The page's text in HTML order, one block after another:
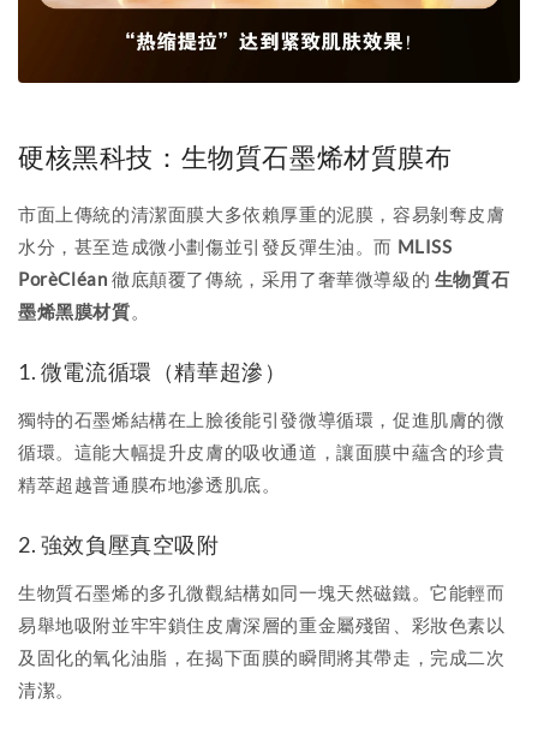
硬核黑科技：生物質石墨烯材質膜布
市面上傳統的清潔面膜大多依賴厚重的泥膜，容易剝奪皮膚
水分，甚至造成微小劃傷並引發反彈生油。而 MLISS
PorèCléan 徹底顛覆了傳統，采用了奢華微導級的 生物質石
墨烯黑膜材質。
1. 微電流循環（精華超滲）
獨特的石墨烯結構在上臉後能引發微導循環，促進肌膚的微
循環。這能大幅提升皮膚的吸收通道，讓面膜中蘊含的珍貴
精萃超越普通膜布地滲透肌底。
2. 強效負壓真空吸附
生物質石墨烯的多孔微觀結構如同一塊天然磁鐵。它能輕而
易舉地吸附並牢牢鎖住皮膚深層的重金屬殘留、彩妝色素以
及固化的氧化油脂，在揭下面膜的瞬間將其帶走，完成二次
清潔。